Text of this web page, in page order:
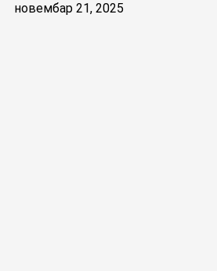
новембар 21, 2025